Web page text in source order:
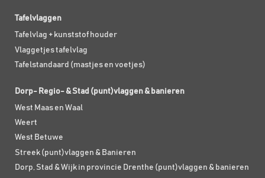
Tafelvlaggen
Tafelvlag + kunststof houder
Vlaggetjes tafelvlag
Tafelstandaard (mastjes en voetjes)
Dorp- Regio- & Stad (punt)vlaggen & banieren
West Maas en Waal
Weert
West Betuwe
Streek (punt)vlaggen & Banieren
Dorp, Stad & Wijk in provincie Drenthe (punt)vlaggen & banieren